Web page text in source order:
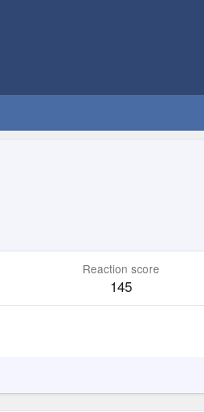
Reaction score
145